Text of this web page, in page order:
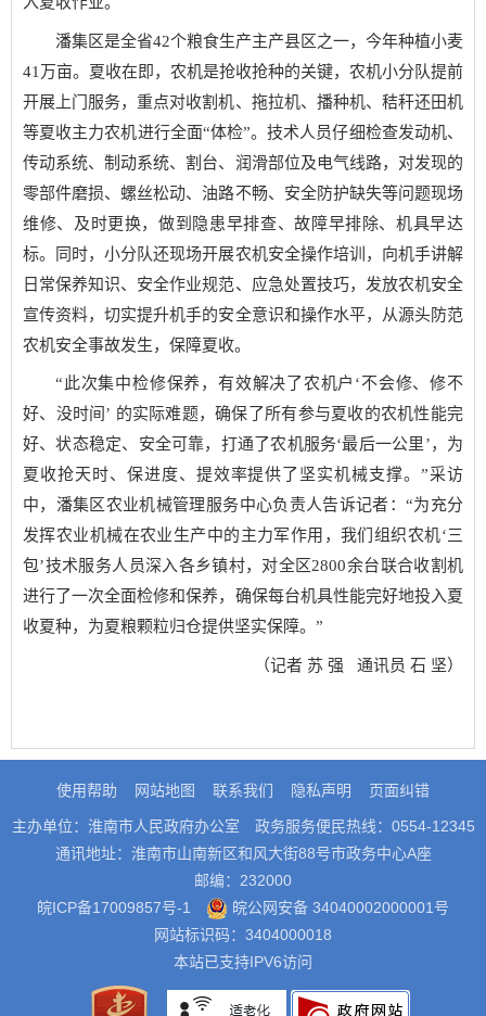
潘集区是全省42个粮食生产主产县区之一，今年种植小麦
41万亩。夏收在即，农机是抢收抢种的关键，农机小分队提前
开展上门服务，重点对收割机、拖拉机、播种机、秸秆还田机
等夏收主力农机进行全面“体检”。技术人员仔细检查发动机、
传动系统、制动系统、割台、润滑部位及电气线路，对发现的
零部件磨损、螺丝松动、油路不畅、安全防护缺失等问题现场
维修、及时更换，做到隐患早排查、故障早排除、机具早达
标。同时，小分队还现场开展农机安全操作培训，向机手讲解
日常保养知识、安全作业规范、应急处置技巧，发放农机安全
宣传资料，切实提升机手的安全意识和操作水平，从源头防范
农机安全事故发生，保障夏收。
“此次集中检修保养，有效解决了农机户‘不会修、修不
好、没时间’ 的实际难题，确保了所有参与夏收的农机性能完
好、状态稳定、安全可靠，打通了农机服务‘最后一公里’，为
夏收抢天时、保进度、提效率提供了坚实机械支撑。”采访
中，潘集区农业机械管理服务中心负责人告诉记者：“为充分
发挥农业机械在农业生产中的主力军作用，我们组织农机‘三
包’技术服务人员深入各乡镇村，对全区2800余台联合收割机
进行了一次全面检修和保养，确保每台机具性能完好地投入夏
收夏种，为夏粮颗粒归仓提供坚实保障。”
（记者 苏 强 通讯员 石 坚）
使用帮助 网站地图 联系我们 隐私声明 页面纠错
主办单位：淮南市人民政府办公室
政务服务便民热线：0554-12345
通讯地址：淮南市山南新区和风大街88号市政务中心A座
邮编：232000
皖ICP备17009857号-1
皖公网安备 34040002000001号
网站标识码：3404000018
本站已支持IPV6访问